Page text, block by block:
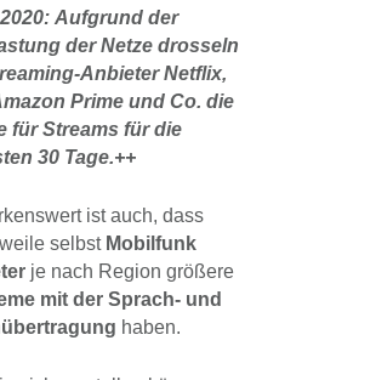
Aufgrund der
der Netze drosseln
Anbieter Netflix,
Prime und Co. die
für Streams für die
30 Tage.++
ist auch, dass
selbst Mobilfunk
je nach Region größere
mit der Sprach- und
haben.